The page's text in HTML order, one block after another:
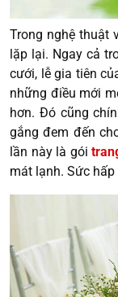
Trong nghệ thuật
lặp lại. Ngay cả
cưới, lễ gia tiên
những điều mới
hơn. Đó cũng
gắng đem đến
lần này là gói
mát lạnh. Sức